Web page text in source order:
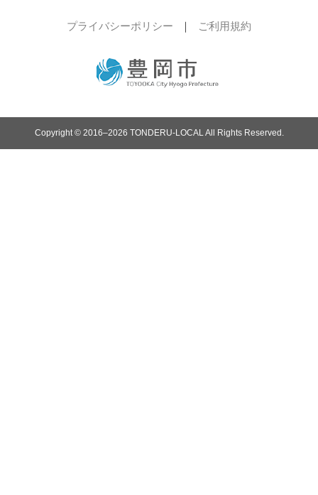
プライバシーポリシー ご利用規約
Copyright © 2016–2026 TONDERU-LOCAL All Rights Reserved.